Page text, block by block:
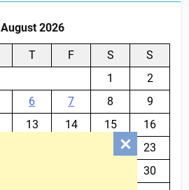
August 2026
T F S
S
1
2
6 7 8
9
13 14 15
16
23
30